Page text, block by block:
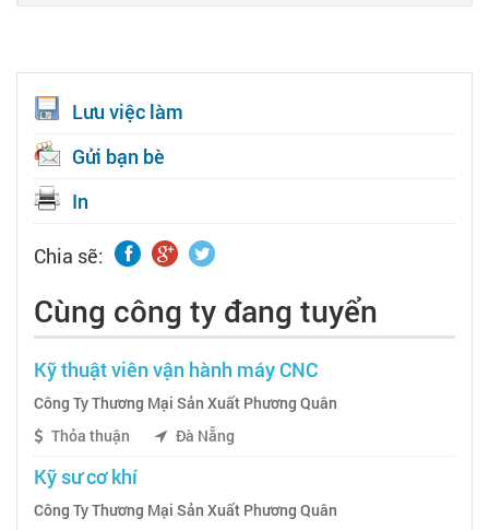
Lưu việc làm
Gửi bạn bè
In
Chia sẽ:
Cùng công ty đang tuyển
Kỹ thuật viên vận hành máy CNC
Công Ty Thương Mại Sản Xuất Phương Quân
Thỏa thuận
Đà Nẵng
Kỹ sư cơ khí
Công Ty Thương Mại Sản Xuất Phương Quân